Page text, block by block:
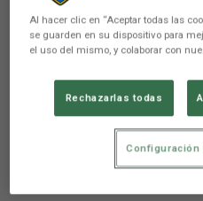
José
Especial Día de los
Campaña
Al hacer clic en “Aceptar todas las
se guarden en su dispositivo para
el uso del mismo, y colaborar con
Rechazarlas todas
Configuración